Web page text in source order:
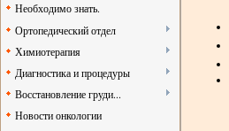
Необходимо знать.
Ортопедический отдел
Химиотерапия
Диагностика и процедуры
Восстановление груди...
Новости онкологии